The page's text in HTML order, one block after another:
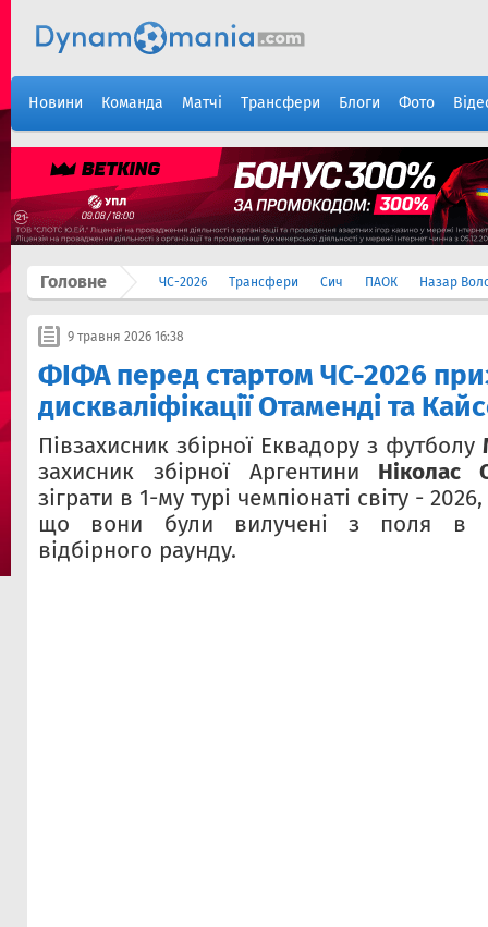
Новини Команда Матчі Трансфери Блоги Фото
Головне ЧС-2026 Трансфери Сич ПАОК Назар
9 травня 2026 16:38
ФІФА перед стартом ЧС-2026
дискваліфікації Отаменді та
Півзахисник збірної Еквадору з футболу
захисник збірної Аргентини Ніколас
зіграти в 1-му турі чемпіонаті світу -
що вони були вилучені з поля в
відбірного раунду.